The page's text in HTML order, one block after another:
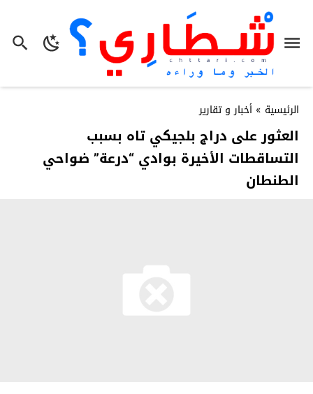
الرئيسية » أخبار و تقارير
العثور على دراج بلجيكي تاه بسبب
التساقطات الأخيرة بوادي “درعة” ضواحي
الطنطان